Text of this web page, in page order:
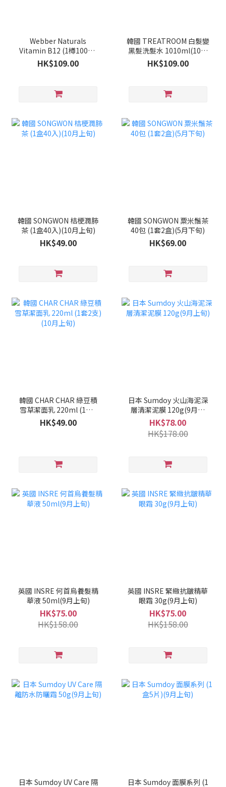
Webber Naturals
Vitamin B12 (1樽100粒)
(10月下旬)
HK$109.00
韓國 TREATROOM 白髮變
黑髮洗髮水 1010ml(10月
上旬)
HK$109.00
韓國 SONGWON 桔梗潤肺
茶 (1盒40入)(10月上旬)
HK$49.00
韓國 SONGWON 粟米鬚茶
40包 (1套2盒)(5月下旬)
HK$69.00
韓國 CHAR CHAR 綠豆積
雪草潔面乳 220ml (1套2
支)(10月上旬)
HK$49.00
日本 Sumdoy 火山海泥深
層清潔泥膜 120g(9月上
旬)
HK$78.00
HK$178.00
英國 INSRE 何首烏養髮精
華液 50ml(9月上旬)
HK$75.00
HK$158.00
英國 INSRE 緊緻抗皺精華
眼霜 30g(9月上旬)
HK$75.00
HK$158.00
日本 Sumdoy UV Care 隔
日本 Sumdoy 面膜系列 (1